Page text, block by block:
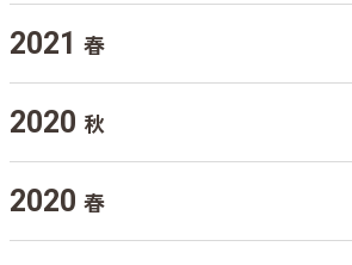
2021 春
2020 秋
2020 春